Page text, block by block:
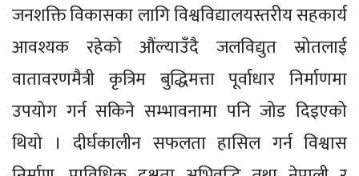
जनशक्ति विकासका लागि विश्वविद्यालयस्तरीय सहकार्य
आवश्यक रहेको औंल्याउँदै जलविद्युत स्रोतलाई
वातावरणमैत्री कृत्रिम बुद्धिमत्ता पूर्वाधार निर्माणमा
उपयोग गर्न सकिने सम्भावनामा पनि जोड दिइएको
थियो । दीर्घकालीन सफलता हासिल गर्न विश्वास